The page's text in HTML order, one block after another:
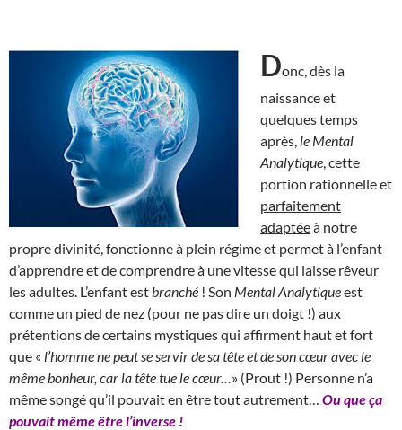
Donc, dès la
naissance et
quelques temps
après, le Mental
Analytique , cette
portion rationnelle et
parfaitement
adaptéeà notre
propre divinité, fonctionne à plein régime et permet à l’enfant
d’apprendre et de comprendre à une vitesse qui laisse rêveur
les adultes. L’enfant est branché ! Son Mental Analytiqueest
comme un pied de nez (pour ne pas dire un doigt !) aux
prétentions de certains mystiques qui affirment haut et fort
que « l’homme ne peut se servir de sa tête et de son cœur avec le
même bonheur, car la tête tue le cœur… » (Prout !) Personne n’a
même songé qu’il pouvait en être tout autrement… Ou que ça
pouvait même être l’inverse !